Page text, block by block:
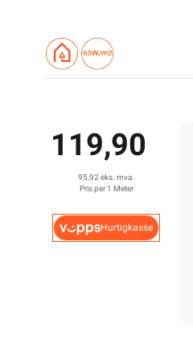
119,90
95,92 eks. mva.
Pris per 1 Meter
Hurtigkasse